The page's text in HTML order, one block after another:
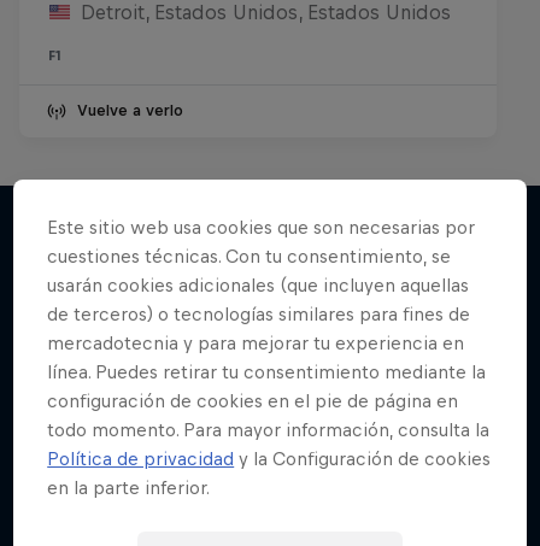
Detroit, Estados Unidos, Estados Unidos
F1
Vuelve a verlo
Más contenidos similares
Este sitio web usa cookies que son necesarias por
cuestiones técnicas. Con tu consentimiento, se
usarán cookies adicionales (que incluyen aquellas
de terceros) o tecnologías similares para fines de
mercadotecnia y para mejorar tu experiencia en
línea. Puedes retirar tu consentimiento mediante la
configuración de cookies en el pie de página en
todo momento. Para mayor información, consulta la
Política de privacidad y la Configuración de cookies
en la parte inferior.